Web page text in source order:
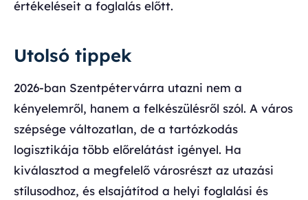
értékeléseit a foglalás előtt.
Utolsó tippek
2026-ban Szentpétervárra utazni nem a
kényelemről, hanem a felkészülésről szól. A város
szépsége változatlan, de a tartózkodás
logisztikája több előrelátást igényel. Ha
kiválasztod a megfelelő városrészt az utazási
stílusodhoz, és elsajátítod a helyi foglalási és